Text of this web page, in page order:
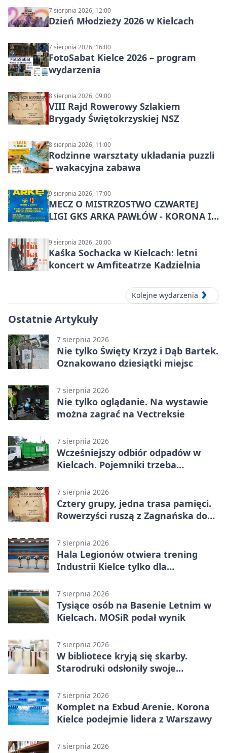
7 sierpnia 2026, 12:00
Dzień Młodzieży 2026 w Kielcach
7 sierpnia 2026, 16:00
FotoSabat Kielce 2026 – program
wydarzenia
8 sierpnia 2026, 09:00
VIII Rajd Rowerowy Szlakiem
Brygady Świętokrzyskiej NSZ
8 sierpnia 2026, 11:00
Rodzinne warsztaty układania puzzli
– wakacyjna zabawa
9 sierpnia 2026, 17:00
MECZ O MISTRZOSTWO CZWARTEJ
LIGI GKS ARKA PAWŁÓW - KORONA III
9 sierpnia 2026, 20:00
Kaśka Sochacka w Kielcach: letni
koncert w Amfiteatrze Kadzielnia
Kolejne wydarzenia
Ostatnie Artykuły
7 sierpnia 2026
Nie tylko Święty Krzyż i Dąb Bartek.
Oznakowano dziesiątki miejsc
7 sierpnia 2026
Nie tylko oglądanie. Na wystawie
można zagrać na Vectreksie
7 sierpnia 2026
Wcześniejszy odbiór odpadów w
Kielcach. Pojemniki trzeba
7 sierpnia 2026
Cztery grupy, jedna trasa pamięci.
Rowerzyści ruszą z Zagnańska do
7 sierpnia 2026
Hala Legionów otwiera trening
Industrii Kielce tylko dla
7 sierpnia 2026
Tysiące osób na Basenie Letnim w
Kielcach. MOSiR podał wynik
7 sierpnia 2026
W bibliotece kryją się skarby.
Starodruki odsłoniły swoje
7 sierpnia 2026
Komplet na Exbud Arenie. Korona
Kielce podejmie lidera z Warszawy
7 sierpnia 2026